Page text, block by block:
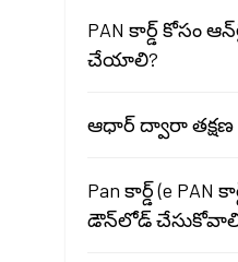
PAN కార్డ్ కోసం
చేయాలి?
ఆధార్ ద్వారా తక్షణ
Pan కార్డ్ (e
డౌన్‌లోడ్